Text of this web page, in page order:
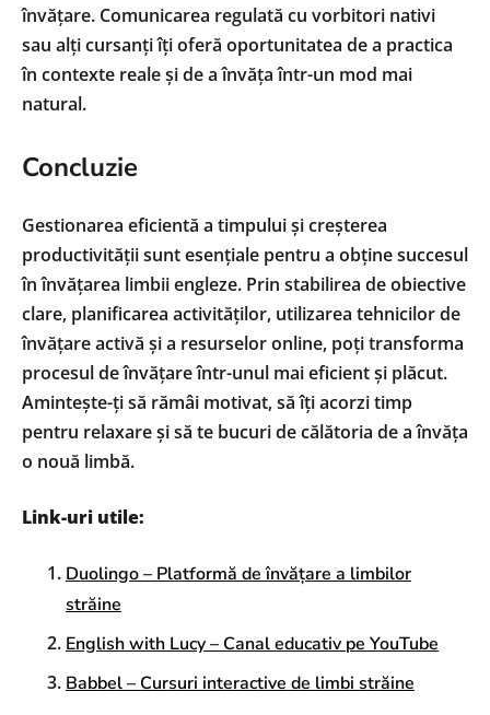
învățare. Comunicarea regulată cu vorbitori nativi
sau alți cursanți îți oferă oportunitatea de a practica
în contexte reale și de a învăța într-un mod mai
natural.
Concluzie
Gestionarea eficientă a timpului și creșterea
productivității sunt esențiale pentru a obține succesul
în învățarea limbii engleze. Prin stabilirea de obiective
clare, planificarea activităților, utilizarea tehnicilor de
învățare activă și a resurselor online, poți transforma
procesul de învățare într-unul mai eficient și plăcut.
Amintește-ți să rămâi motivat, să îți acorzi timp
pentru relaxare și să te bucuri de călătoria de a învăța
o nouă limbă.
Link-uri utile:
Duolingo – Platformă de învățare a limbilor
străine
English with Lucy – Canal educativ pe YouTube
Babbel – Cursuri interactive de limbi străine